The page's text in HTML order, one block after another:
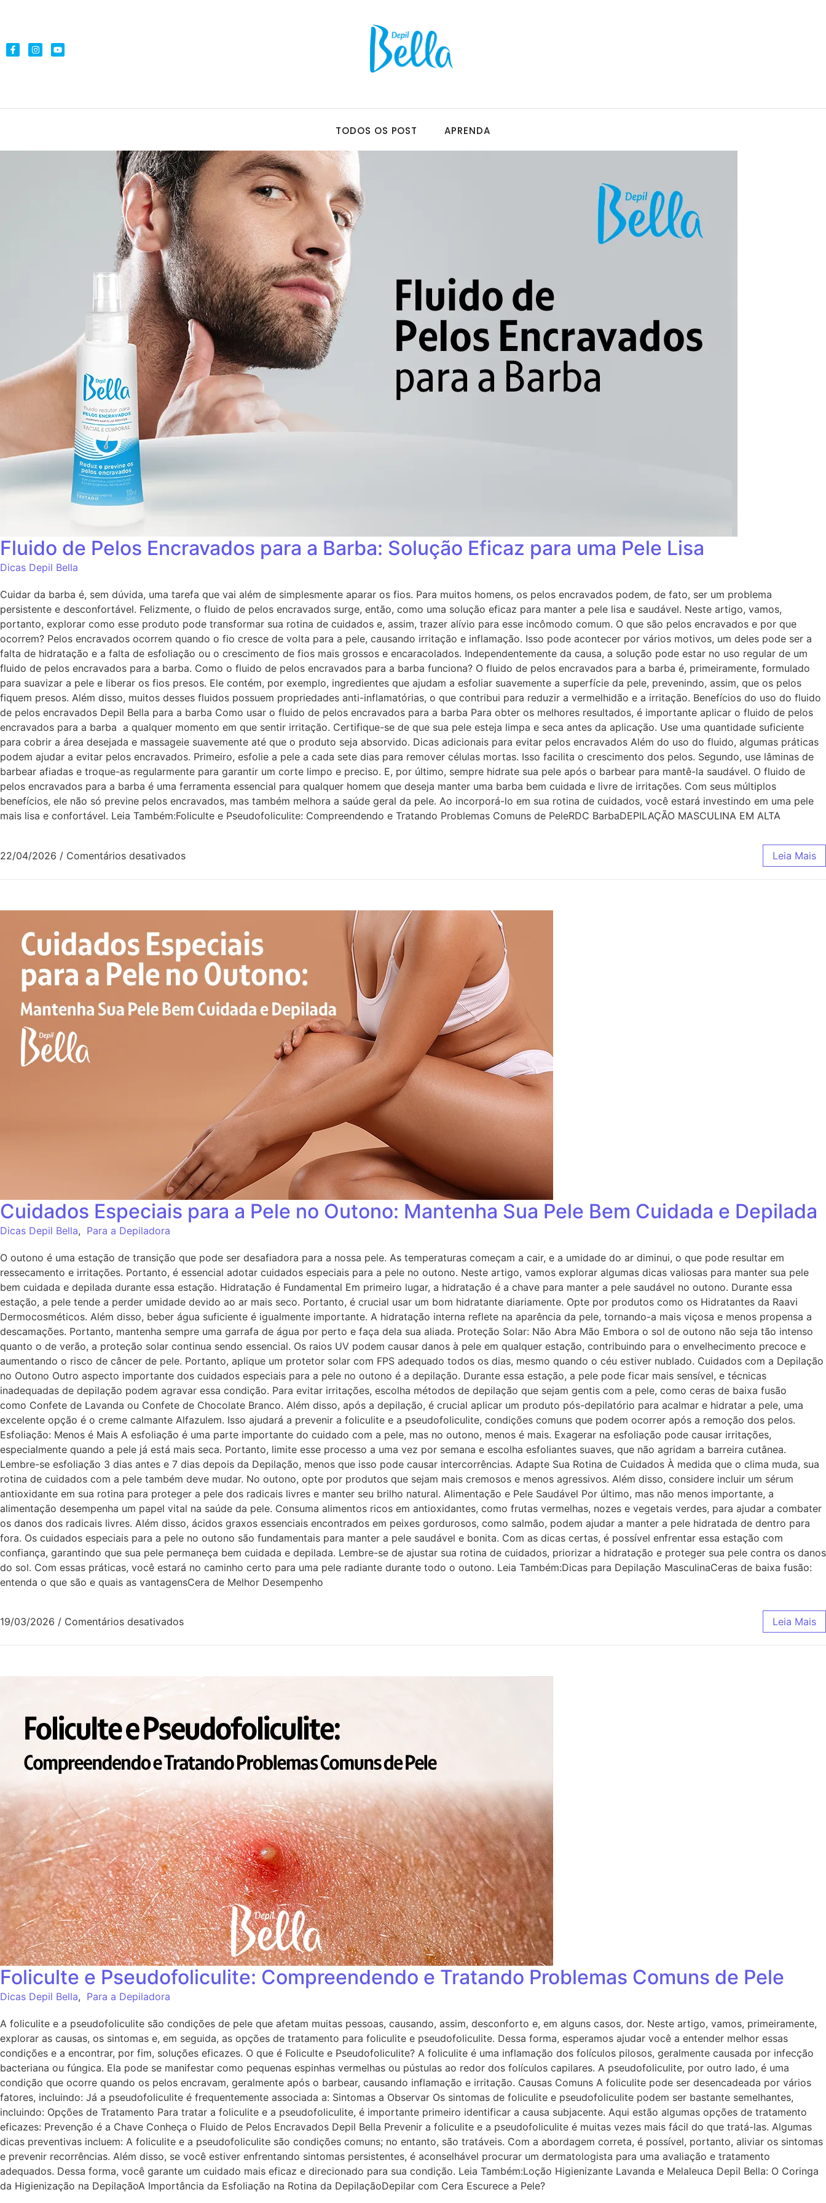
TODOS OS POST APRENDA
Fluido de Pelos Encravados para a Barba: Solução Eficaz para uma Pele Lisa
Dicas Depil Bella
Cuidar da barba é, sem dúvida, uma tarefa que vai além de simplesmente aparar os fios. Para muitos homens, os pelos encravados podem, de fato, ser um problema
persistente e desconfortável. Felizmente, o fluido de pelos encravados surge, então, como uma solução eficaz para manter a pele lisa e saudável. Neste artigo, vamos,
portanto, explorar como esse produto pode transformar sua rotina de cuidados e, assim, trazer alívio para esse incômodo comum. O que são pelos encravados e por que
ocorrem? Pelos encravados ocorrem quando o fio cresce de volta para a pele, causando irritação e inflamação. Isso pode acontecer por vários motivos, um deles pode ser a
falta de hidratação e a falta de esfoliação ou o crescimento de fios mais grossos e encaracolados. Independentemente da causa, a solução pode estar no uso regular de um
fluido de pelos encravados para a barba. Como o fluido de pelos encravados para a barba funciona? O fluido de pelos encravados para a barba é, primeiramente, formulado
para suavizar a pele e liberar os fios presos. Ele contém, por exemplo, ingredientes que ajudam a esfoliar suavemente a superfície da pele, prevenindo, assim, que os pelos
fiquem presos. Além disso, muitos desses fluidos possuem propriedades anti-inflamatórias, o que contribui para reduzir a vermelhidão e a irritação. Benefícios do uso do fluido
de pelos encravados Depil Bella para a barba Como usar o fluido de pelos encravados para a barba Para obter os melhores resultados, é importante aplicar o fluido de pelos
encravados para a barba a qualquer momento em que sentir irritação. Certifique-se de que sua pele esteja limpa e seca antes da aplicação. Use uma quantidade suficiente
para cobrir a área desejada e massageie suavemente até que o produto seja absorvido. Dicas adicionais para evitar pelos encravados Além do uso do fluido, algumas práticas
podem ajudar a evitar pelos encravados. Primeiro, esfolie a pele a cada sete dias para remover células mortas. Isso facilita o crescimento dos pelos. Segundo, use lâminas de
barbear afiadas e troque-as regularmente para garantir um corte limpo e preciso. E, por último, sempre hidrate sua pele após o barbear para mantê-la saudável. O fluido de
pelos encravados para a barba é uma ferramenta essencial para qualquer homem que deseja manter uma barba bem cuidada e livre de irritações. Com seus múltiplos
benefícios, ele não só previne pelos encravados, mas também melhora a saúde geral da pele. Ao incorporá-lo em sua rotina de cuidados, você estará investindo em uma pele
mais lisa e confortável. Leia Também:Foliculte e Pseudofoliculite: Compreendendo e Tratando Problemas Comuns de PeleRDC BarbaDEPILAÇÃO MASCULINA EM ALTA
22/04/2026 / Comentários desativados Leia Mais
Cuidados Especiais para a Pele no Outono: Mantenha Sua Pele Bem Cuidada e Depilada
Dicas Depil Bella, Para a Depiladora
O outono é uma estação de transição que pode ser desafiadora para a nossa pele. As temperaturas começam a cair, e a umidade do ar diminui, o que pode resultar em
ressecamento e irritações. Portanto, é essencial adotar cuidados especiais para a pele no outono. Neste artigo, vamos explorar algumas dicas valiosas para manter sua pele
bem cuidada e depilada durante essa estação. Hidratação é Fundamental Em primeiro lugar, a hidratação é a chave para manter a pele saudável no outono. Durante essa
estação, a pele tende a perder umidade devido ao ar mais seco. Portanto, é crucial usar um bom hidratante diariamente. Opte por produtos como os Hidratantes da Raavi
Dermocosméticos. Além disso, beber água suficiente é igualmente importante. A hidratação interna reflete na aparência da pele, tornando-a mais viçosa e menos propensa a
descamações. Portanto, mantenha sempre uma garrafa de água por perto e faça dela sua aliada. Proteção Solar: Não Abra Mão Embora o sol de outono não seja tão intenso
quanto o de verão, a proteção solar continua sendo essencial. Os raios UV podem causar danos à pele em qualquer estação, contribuindo para o envelhecimento precoce e
aumentando o risco de câncer de pele. Portanto, aplique um protetor solar com FPS adequado todos os dias, mesmo quando o céu estiver nublado. Cuidados com a Depilação
no Outono Outro aspecto importante dos cuidados especiais para a pele no outono é a depilação. Durante essa estação, a pele pode ficar mais sensível, e técnicas
inadequadas de depilação podem agravar essa condição. Para evitar irritações, escolha métodos de depilação que sejam gentis com a pele, como ceras de baixa fusão
como Confete de Lavanda ou Confete de Chocolate Branco. Além disso, após a depilação, é crucial aplicar um produto pós-depilatório para acalmar e hidratar a pele, uma
excelente opção é o creme calmante Alfazulem. Isso ajudará a prevenir a foliculite e a pseudofoliculite, condições comuns que podem ocorrer após a remoção dos pelos.
Esfoliação: Menos é Mais A esfoliação é uma parte importante do cuidado com a pele, mas no outono, menos é mais. Exagerar na esfoliação pode causar irritações,
especialmente quando a pele já está mais seca. Portanto, limite esse processo a uma vez por semana e escolha esfoliantes suaves, que não agridam a barreira cutânea.
Lembre-se esfoliação 3 dias antes e 7 dias depois da Depilação, menos que isso pode causar intercorrências. Adapte Sua Rotina de Cuidados À medida que o clima muda, sua
rotina de cuidados com a pele também deve mudar. No outono, opte por produtos que sejam mais cremosos e menos agressivos. Além disso, considere incluir um sérum
antioxidante em sua rotina para proteger a pele dos radicais livres e manter seu brilho natural. Alimentação e Pele Saudável Por último, mas não menos importante, a
alimentação desempenha um papel vital na saúde da pele. Consuma alimentos ricos em antioxidantes, como frutas vermelhas, nozes e vegetais verdes, para ajudar a combater
os danos dos radicais livres. Além disso, ácidos graxos essenciais encontrados em peixes gordurosos, como salmão, podem ajudar a manter a pele hidratada de dentro para
fora. Os cuidados especiais para a pele no outono são fundamentais para manter a pele saudável e bonita. Com as dicas certas, é possível enfrentar essa estação com
confiança, garantindo que sua pele permaneça bem cuidada e depilada. Lembre-se de ajustar sua rotina de cuidados, priorizar a hidratação e proteger sua pele contra os danos
do sol. Com essas práticas, você estará no caminho certo para uma pele radiante durante todo o outono. Leia Também:Dicas para Depilação MasculinaCeras de baixa fusão:
entenda o que são e quais as vantagensCera de Melhor Desempenho
19/03/2026 / Comentários desativados Leia Mais
Foliculte e Pseudofoliculite: Compreendendo e Tratando Problemas Comuns de Pele
Dicas Depil Bella, Para a Depiladora
A foliculite e a pseudofoliculite são condições de pele que afetam muitas pessoas, causando, assim, desconforto e, em alguns casos, dor. Neste artigo, vamos, primeiramente,
explorar as causas, os sintomas e, em seguida, as opções de tratamento para foliculite e pseudofoliculite. Dessa forma, esperamos ajudar você a entender melhor essas
condições e a encontrar, por fim, soluções eficazes. O que é Foliculte e Pseudofoliculite? A foliculite é uma inflamação dos folículos pilosos, geralmente causada por infecção
bacteriana ou fúngica. Ela pode se manifestar como pequenas espinhas vermelhas ou pústulas ao redor dos folículos capilares. A pseudofoliculite, por outro lado, é uma
condição que ocorre quando os pelos encravam, geralmente após o barbear, causando inflamação e irritação. Causas Comuns A foliculite pode ser desencadeada por vários
fatores, incluindo: Já a pseudofoliculite é frequentemente associada a: Sintomas a Observar Os sintomas de foliculite e pseudofoliculite podem ser bastante semelhantes,
incluindo: Opções de Tratamento Para tratar a foliculite e a pseudofoliculite, é importante primeiro identificar a causa subjacente. Aqui estão algumas opções de tratamento
eficazes: Prevenção é a Chave Conheça o Fluido de Pelos Encravados Depil Bella Prevenir a foliculite e a pseudofoliculite é muitas vezes mais fácil do que tratá-las. Algumas
dicas preventivas incluem: A foliculite e a pseudofoliculite são condições comuns; no entanto, são tratáveis. Com a abordagem correta, é possível, portanto, aliviar os sintomas
e prevenir recorrências. Além disso, se você estiver enfrentando sintomas persistentes, é aconselhável procurar um dermatologista para uma avaliação e tratamento
adequados. Dessa forma, você garante um cuidado mais eficaz e direcionado para sua condição. Leia Também:Loção Higienizante Lavanda e Melaleuca Depil Bella: O Coringa
da Higienização na DepilaçãoA Importância da Esfoliação na Rotina da DepilaçãoDepilar com Cera Escurece a Pele?